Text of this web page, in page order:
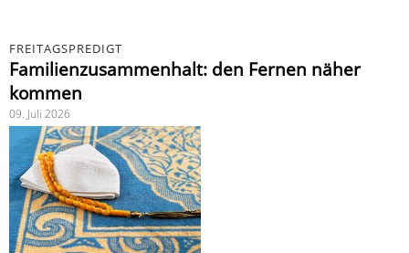
FREITAGSPREDIGT
Familienzusammenhalt: den Fernen näher
kommen
09. Juli 2026